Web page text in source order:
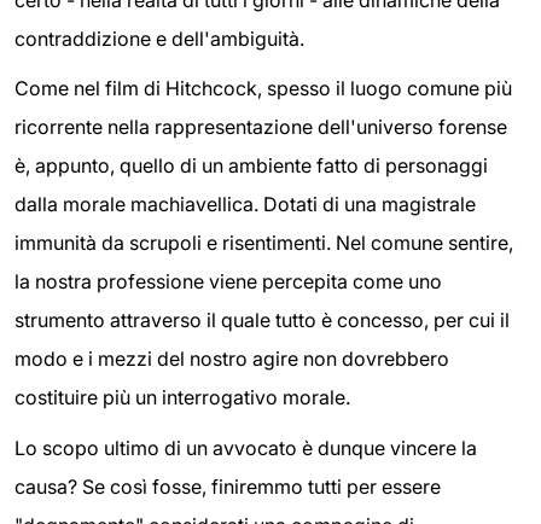
contraddizione e dell'ambiguità.
Come nel film di Hitchcock, spesso il luogo comune più
ricorrente nella rappresentazione dell'universo forense
è, appunto, quello di un ambiente fatto di personaggi
dalla morale machiavellica. Dotati di una magistrale
immunità da scrupoli e risentimenti. Nel comune sentire,
la nostra professione viene percepita come uno
strumento attraverso il quale tutto è concesso, per cui il
modo e i mezzi del nostro agire non dovrebbero
costituire più un interrogativo morale.
Lo scopo ultimo di un avvocato è dunque vincere la
causa? Se così fosse, finiremmo tutti per essere